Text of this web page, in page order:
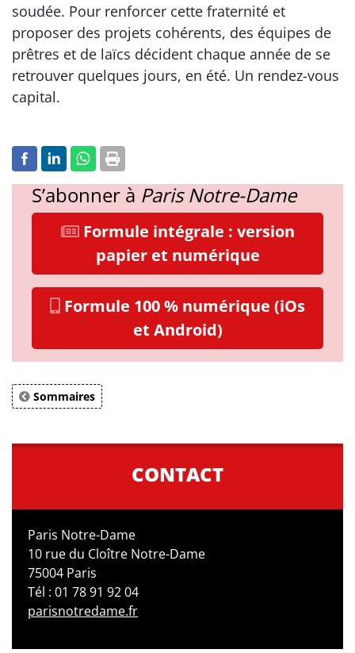
soudée. Pour renforcer cette fraternité et
proposer des projets cohérents, des équipes de
prêtres et de laïcs décident chaque année de se
retrouver quelques jours, en été. Un rendez-vous
capital.
S’abonner à Paris Notre-Dame
Formule intégrale : version
papier et numérique
Formule 100 % numérique (iOs
et Android)
Sommaires
CONTACT
Paris Notre-Dame
10 rue du Cloître Notre-Dame
75004 Paris
Tél : 01 78 91 92 04
parisnotredame.fr